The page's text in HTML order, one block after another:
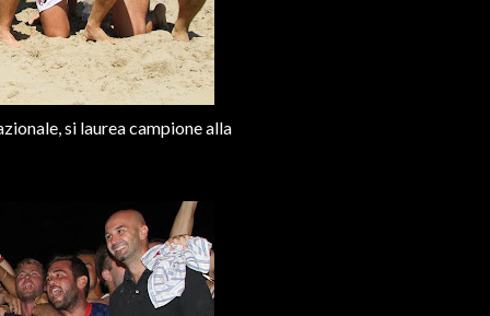
si laurea campione alla